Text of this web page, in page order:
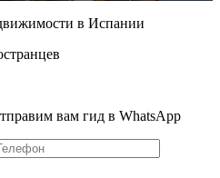
в Испании
вам гид в WhatsApp